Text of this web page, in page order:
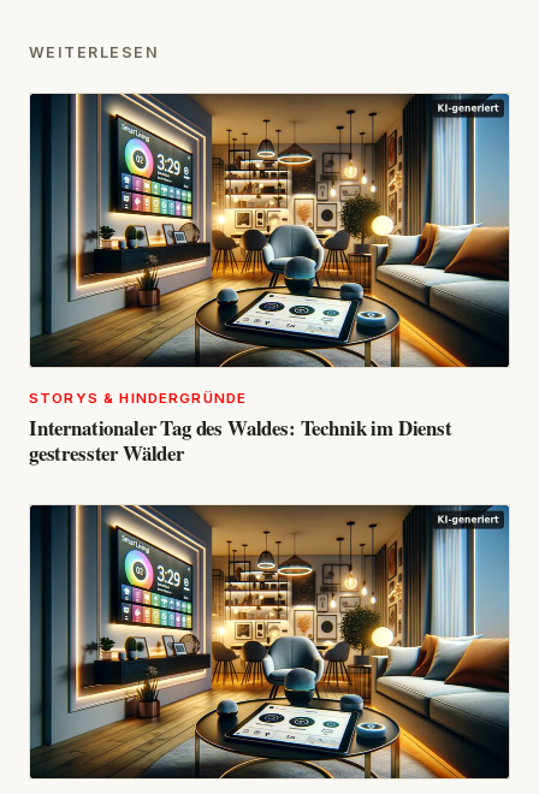
WEITERLESEN
STORYS & HINDERGRÜNDE
Internationaler Tag des Waldes: Technik im Dienst
gestresster Wälder